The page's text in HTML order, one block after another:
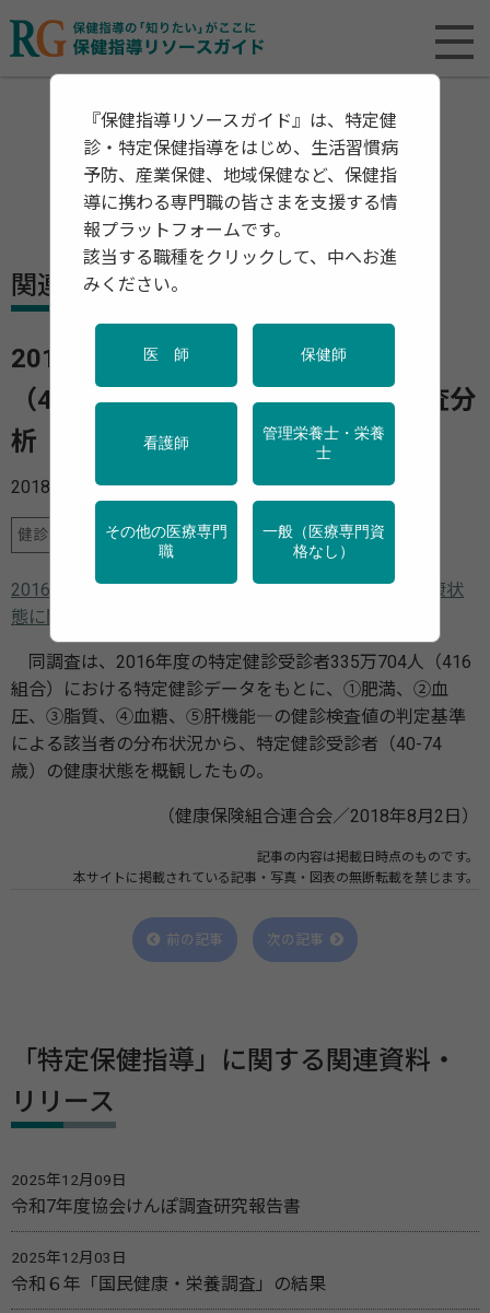
関連資料・リリース
2016年度健診検査値からみた加入者
（40-74歳）の健康状態に関する調査分
析
2018年08月06日
健診・検診 栄養 特定保健指導 産業保健 運動
2016年度健診検査値からみた加入者（40-74歳）の健康状
態に関する調査分析
同調査は、2016年度の特定健診受診者335万704人（416
組合）における特定健診データをもとに、①肥満、②血
圧、③脂質、④血糖、⑤肝機能―の健診検査値の判定基準
による該当者の分布状況から、特定健診受診者（40-74
歳）の健康状態を概観したもの。
（健康保険組合連合会／2018年8月2日）
記事の内容は掲載日時点のものです。
本サイトに掲載されている記事・写真・図表の無断転載を禁じます。
前の記事 次の記事
「特定保健指導」に関する関連資料・
リリース
2025年12月09日
令和7年度協会けんぽ調査研究報告書
2025年12月03日
令和６年「国民健康・栄養調査」の結果
『保健指導リソースガイド』は、特定健
診・特定保健指導をはじめ、生活習慣病
予防、産業保健、地域保健など、保健指
導に携わる専門職の皆さまを支援する情
報プラットフォームです。
該当する職種をクリックして、中へお進
みください。
医 師 保健師
看護師
管理栄養士・栄養
士
その他の医療専門
職
一般（医療専門資
格なし）